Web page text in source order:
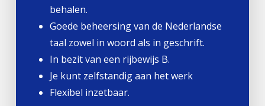
behalen.
Goede beheersing van de Nederlandse
taal zowel in woord als in geschrift.
In bezit van een rijbewijs B.
Je kunt zelfstandig aan het werk
Flexibel inzetbaar.